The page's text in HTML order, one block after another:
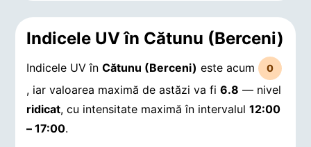
Indicele UV în Cătunu (Berceni)
Indicele UV înCătunu (Berceni) este acum 0
, iar valoarea maximă de astăzi va fi6.8 — nivel
ridicat, cu intensitate maximă în intervalul12:00
– 17:00.